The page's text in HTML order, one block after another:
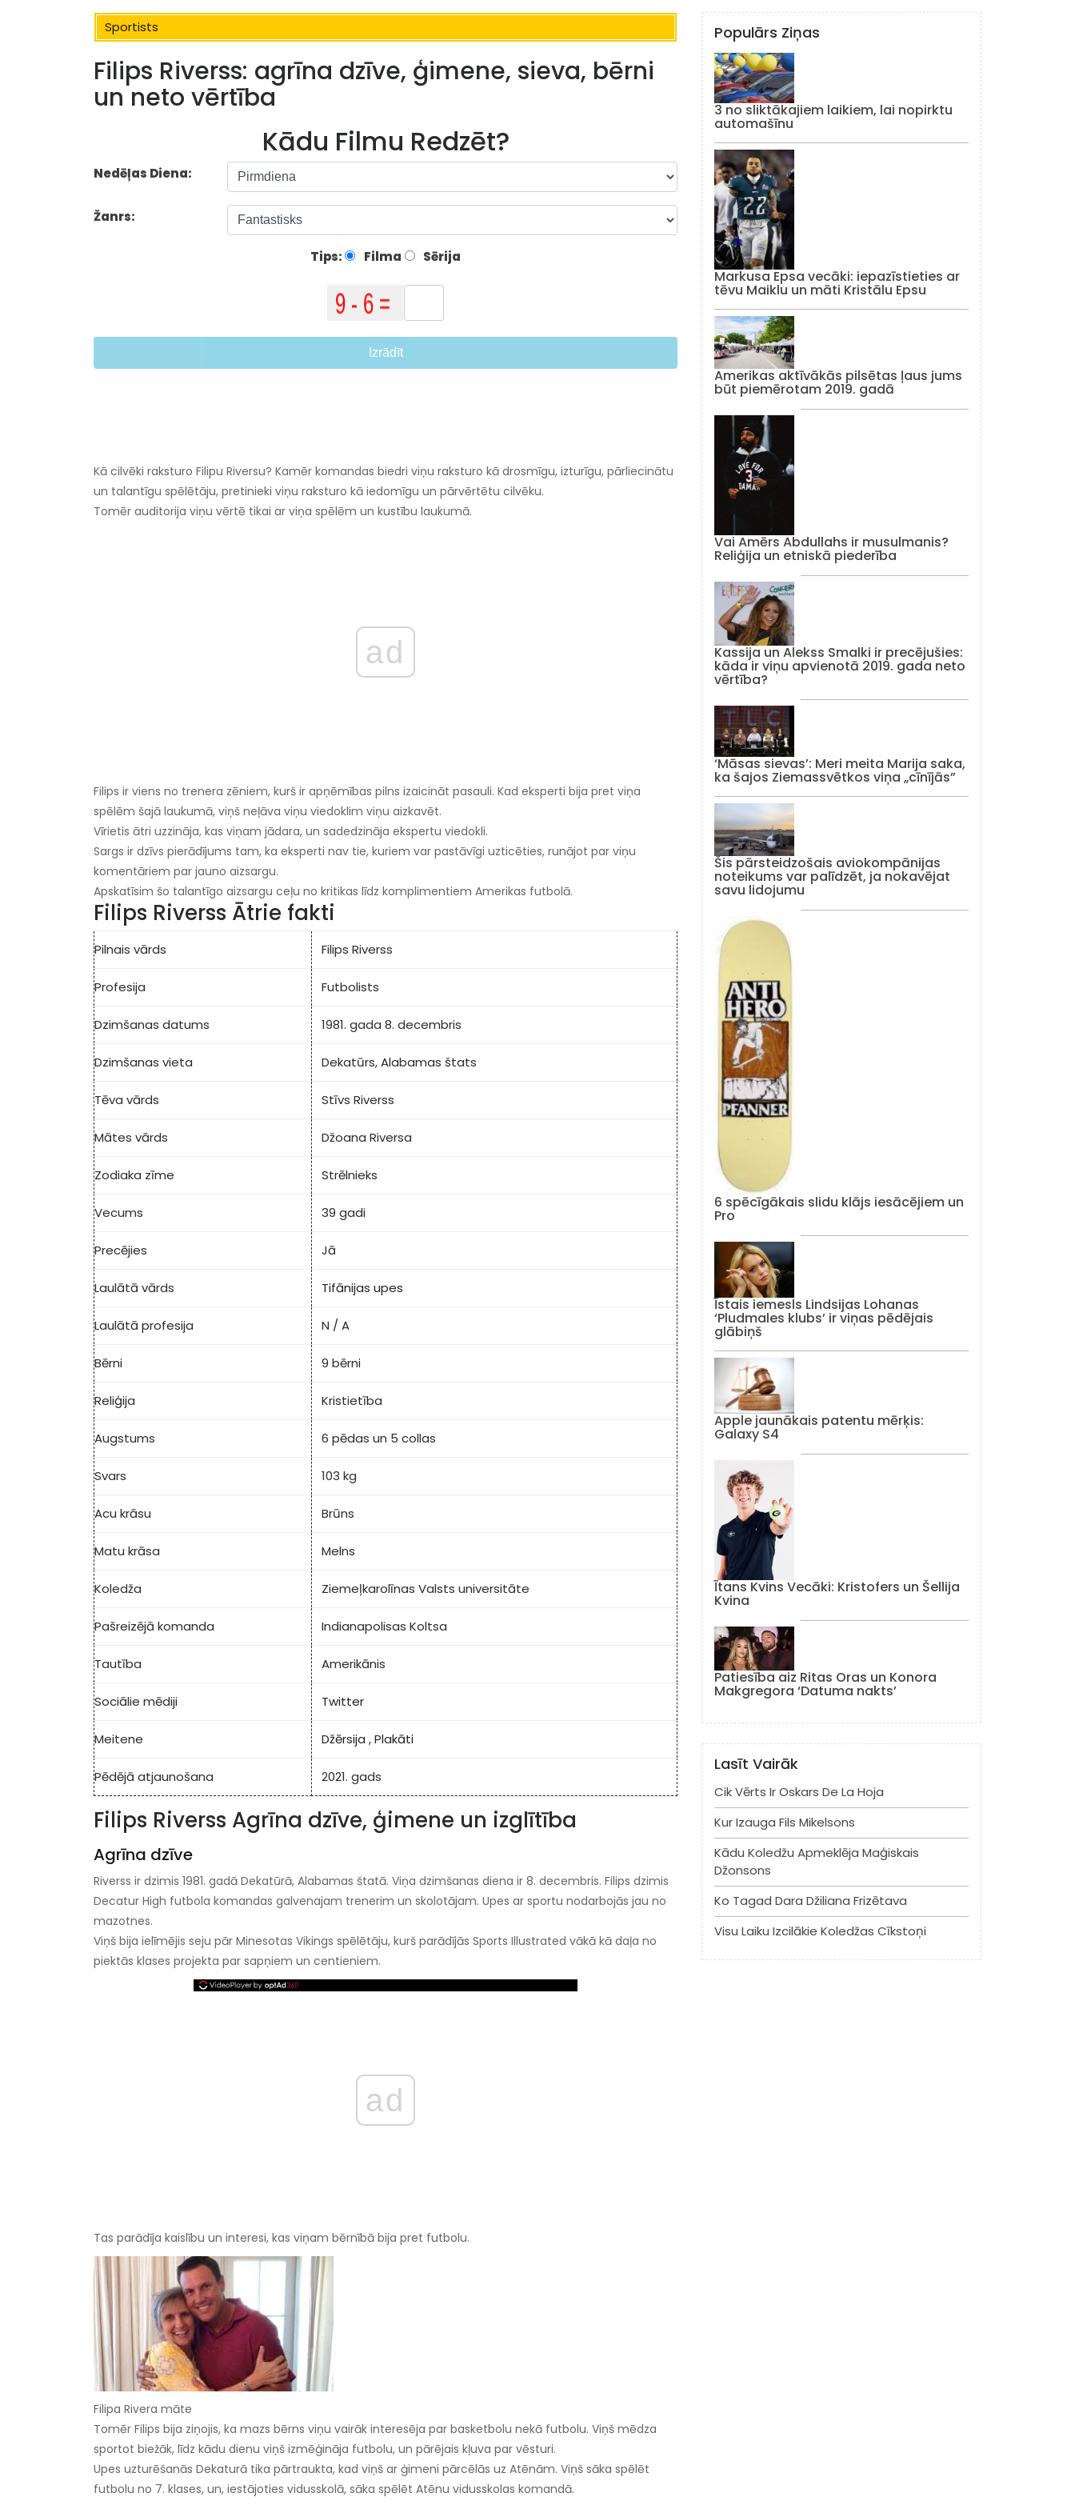
Sportists
Filips Riverss: agrīna dzīve, ģimene, sieva, bērni
un neto vērtība
Kādu Filmu Redzēt?
Nedēļas Diena:
Žanrs:
Tips: Filma Sērija
Izrādīt
Kā cilvēki raksturo Filipu Riversu? Kamēr komandas biedri viņu raksturo kā drosmīgu, izturīgu, pārliecinātu
un talantīgu spēlētāju, pretinieki viņu raksturo kā iedomīgu un pārvērtētu cilvēku.
Tomēr auditorija viņu vērtē tikai ar viņa spēlēm un kustību laukumā.
ad
Filips ir viens no trenera zēniem, kurš ir apņēmības pilns izaicināt pasauli. Kad eksperti bija pret viņa
spēlēm šajā laukumā, viņš neļāva viņu viedoklim viņu aizkavēt.
Vīrietis ātri uzzināja, kas viņam jādara, un sadedzināja ekspertu viedokli.
Sargs ir dzīvs pierādījums tam, ka eksperti nav tie, kuriem var pastāvīgi uzticēties, runājot par viņu
komentāriem par jauno aizsargu.
Apskatīsim šo talantīgo aizsargu ceļu no kritikas līdz komplimentiem Amerikas futbolā.
Filips Riverss Ātrie fakti
Pilnais vārds Filips Riverss
Profesija Futbolists
Dzimšanas datums 1981. gada 8. decembris
Dzimšanas vieta Dekatūrs, Alabamas štats
Tēva vārds Stīvs Riverss
Mātes vārds Džoana Riversa
Zodiaka zīme Strēlnieks
Vecums 39 gadi
Precējies Jā
Laulātā vārds Tifānijas upes
Laulātā profesija N / A
Bērni 9 bērni
Reliģija Kristietība
Augstums 6 pēdas un 5 collas
Svars 103 kg
Acu krāsu Brūns
Matu krāsa Melns
Koledža Ziemeļkarolīnas Valsts universitāte
Pašreizējā komanda Indianapolisas Koltsa
Tautība Amerikānis
Sociālie mēdiji Twitter
Meitene Džērsija ,Plakāti
Pēdējā atjaunošana 2021. gads
Filips Riverss Agrīna dzīve, ģimene un izglītība
Agrīna dzīve
Riverss ir dzimis 1981. gadā Dekatūrā, Alabamas štatā. Viņa dzimšanas diena ir 8. decembris. Filips dzimis
Decatur High futbola komandas galvenajam trenerim un skolotājam. Upes ar sportu nodarbojās jau no
mazotnes.
Viņš bija ielīmējis seju pār Minesotas Vikings spēlētāju, kurš parādījās Sports Illustrated vākā kā daļa no
piektās klases projekta par sapņiem un centieniem.
ad
Tas parādīja kaislību un interesi, kas viņam bērnībā bija pret futbolu.
Filipa Rivera māte
Tomēr Filips bija ziņojis, ka mazs bērns viņu vairāk interesēja par basketbolu nekā futbolu. Viņš mēdza
sportot biežāk, līdz kādu dienu viņš izmēģināja futbolu, un pārējais kļuva par vēsturi.
Upes uzturēšanās Dekaturā tika pārtraukta, kad viņš ar ģimeni pārcēlās uz Atēnām. Viņš sāka spēlēt
futbolu no 7. klases, un, iestājoties vidusskolā, sāka spēlēt Atēnu vidusskolas komandā.
Populārs Ziņas
3 no sliktākajiem laikiem, lai nopirktu
automašīnu
Markusa Epsa vecāki: iepazīstieties ar
tēvu Maiklu un māti Kristālu Epsu
Amerikas aktīvākās pilsētas ļaus jums
būt piemērotam 2019. gadā
Vai Amērs Abdullahs ir musulmanis?
Reliģija un etniskā piederība
Kassija un Alekss Smalki ir precējušies:
kāda ir viņu apvienotā 2019. gada neto
vērtība?
‘Māsas sievas’: Meri meita Marija saka,
ka šajos Ziemassvētkos viņa „cīnījās”
Šis pārsteidzošais aviokompānijas
noteikums var palīdzēt, ja nokavējat
savu lidojumu
6 spēcīgākais slidu klājs iesācējiem un
Pro
Īstais iemesls Lindsijas Lohanas
‘Pludmales klubs’ ir viņas pēdējais
glābiņš
Apple jaunākais patentu mērķis:
Galaxy S4
Ītans Kvins Vecāki: Kristofers un Šellija
Kvina
Patiesība aiz Ritas Oras un Konora
Makgregora ‘Datuma nakts’
Lasīt Vairāk
Cik Vērts Ir Oskars De La Hoja
Kur Izauga Fils Mikelsons
Kādu Koledžu Apmeklēja Maģiskais
Džonsons
Ko Tagad Dara Džiliana Frizētava
Visu Laiku Izcilākie Koledžas Cīkstoņi